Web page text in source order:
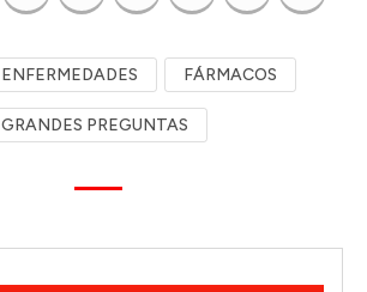
ENFERMEDADES FÁRMACOS
GRANDES PREGUNTAS